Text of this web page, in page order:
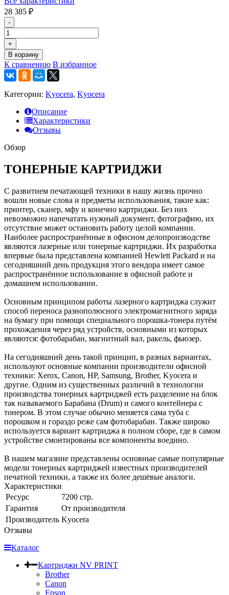
28 385 ₽
-
+
В корзину
К сравнению В избранное
Категории: Kyocera, Kyocera
Описание
Характеристики
Отзывы
Обзор
ТОНЕРНЫЕ КАРТРИДЖИ
С развитием печатающей техники в нашу жизнь прочно
вошли новые слова и предметы использования, такие как:
принтер, сканер, мфу и конечно картриджи. Без них
невозможно напечатать нужный документ, фотографию, их
отсутствие может остановить работу целой компании.
Наиболее распространённые в офисном делопроизводстве
являются лазерные или тонерные картриджи. Их разработка
впервые была представлена компанией Hewlett Packard и на
сегодняшний день продукция этого вендора имеет самое
распространённое использование в офисной работе и
домашнем использовании.
Основным принципом работы лазерного картриджа служит
способ переноса разнополюсного электромагнитного заряда
на бумагу при помощи специального порошка-тонера путём
прохождения через ряд устройств, основными из которых
являются: фотобарабан, магнитный вал, ракель, фьюзер.
На сегодняшний день такой принцип, в разных вариантах,
используют основные компании производители офисной
техники: Xerox, Canon, HP, Samsung, Brother, Kyocera и
другие. Одним из существенных различий в технологии
производства тонерных картриджей есть разделение на блок
так называемого Барабана (Drum) и самого контейнера с
тонером. В этом случае обычно меняется сама туба с
порошком и гораздо реже сам фотобарабан. Также широко
используется вариант картриджа в полном сборе, где в самом
устройстве смонтированы все компоненты воедино.
В нашем магазине представлены основные самые популярные
модели тонерных картриджей известных производителей
печатной техники, а также их более дешёвые аналоги.
Характеристики
Ресурс
7200 стр.
Гарантия
От производителя
Производитель Kyocera
Отзывы
Каталог
Картриджи NV PRINT
Brother
Canon
Epson